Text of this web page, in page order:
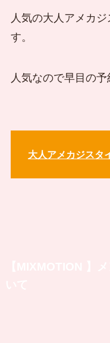
人気の大人アメカ
す。
人気なので早目の
大人アメカジスタ